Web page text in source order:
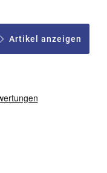
Artikel anzeigen